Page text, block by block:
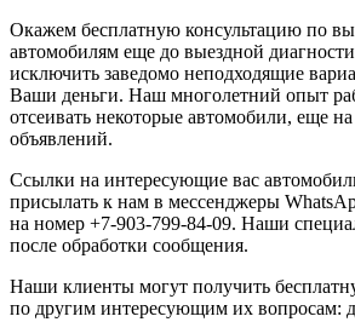
Окажем бесплатную консультацию по
автомобилям еще до выездной
исключить заведомо неподходящие
Ваши деньги. Наш многолетний опыт
отсеивать некоторые автомобили, еще на
объявлений.
Ссылки на интересующие вас
присылать к нам в мессенджеры
на номер +7-903-799-84-09. Наши
после обработки сообщения.
Наши клиенты могут получить
по другим интересующим их вопросам: